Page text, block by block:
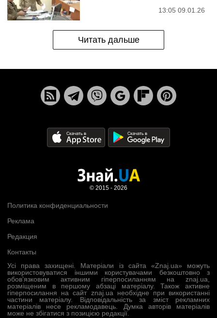
13:05 09.01.26
Читать дальше
Усі права захищені. Матеріали із сайта «Znaj.ua» можуть
використовуватися іншими користувачами безкоштовно з
обов’язковим активним гіперпосиланням на znaj.ua,
розміщеним в першому абзаці матеріалу. Також активне
гіперпосилання на сайт znaj.ua необхідне при використанні
частини матеріалу. Відповідальність за зміст рекламних
матеріалів несе рекламодавець. Думка авторів матеріалів
може не збігатися з позицією редакції.
Политика конфиденциальности
Реклама
Редакция
Контакты
© 2015 - 2026